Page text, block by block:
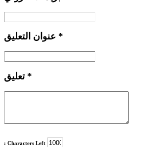
*
تعليق *
: Characters Left